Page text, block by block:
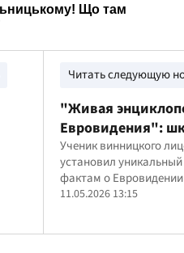
Читать следующую
"Живая
Евровидения":
из Винницы
факта за 30 минут
Ученик винницкого
установил
фактам о Евровидении
11.05.2026 13:15